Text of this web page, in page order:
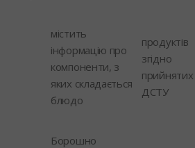
містить
інформацію про
компоненти, з
яких складається
блюдо
продуктів
згідно
прийнятих
ДСТУ
Борошно